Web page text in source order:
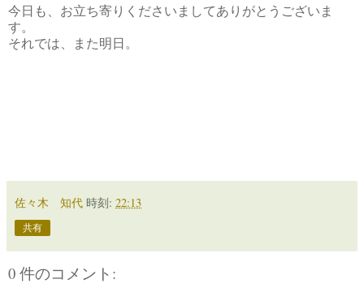
今日も、お立ち寄りくださいましてありがとうございま
す。
それでは、また明日。
佐々木 知代 時刻: 22:13
共有
0 件のコメント: